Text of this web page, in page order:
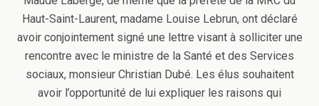
Haut-Saint-Laurent, madame Louise Lebrun, ont déclaré
avoir conjointement signé une lettre visant à solliciter une
rencontre avec le ministre de la Santé et des Services
sociaux, monsieur Christian Dubé. Les élus souhaitent
avoir l’opportunité de lui expliquer les raisons qui